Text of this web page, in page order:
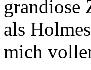
grandiose
als
mich